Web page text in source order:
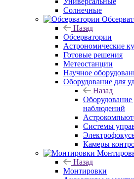
Солнечные
Назад
Обсерватории
Астрономические
Готовые решения
Метеостанции
Научное
Оборудование для
Назад
Оборудование
наблюдений
Системы
Камеры
Назад
Монтировки